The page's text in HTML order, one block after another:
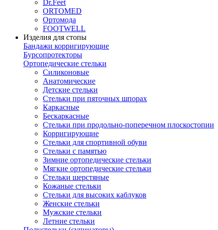
Dr.Feet
ORTOMED
Ортомода
FOOTWELL
Изделия для стопы
Бандажи корригирующие
Бурсопротекторы
Ортопедические стельки
Силиконовые
Анатомические
Детские стельки
Стельки при пяточных шпорах
Каркасные
Бескаркасные
Стельки при продольно-поперечном плоскостопии
Корригирующие
Стельки для спортивной обуви
Стельки с памятью
Зимние ортопедические стельки
Мягкие ортопедические стельки
Стельки шерстяные
Кожаные стельки
Стельки для высоких каблуков
Женские стельки
Мужские стельки
Летние стельки